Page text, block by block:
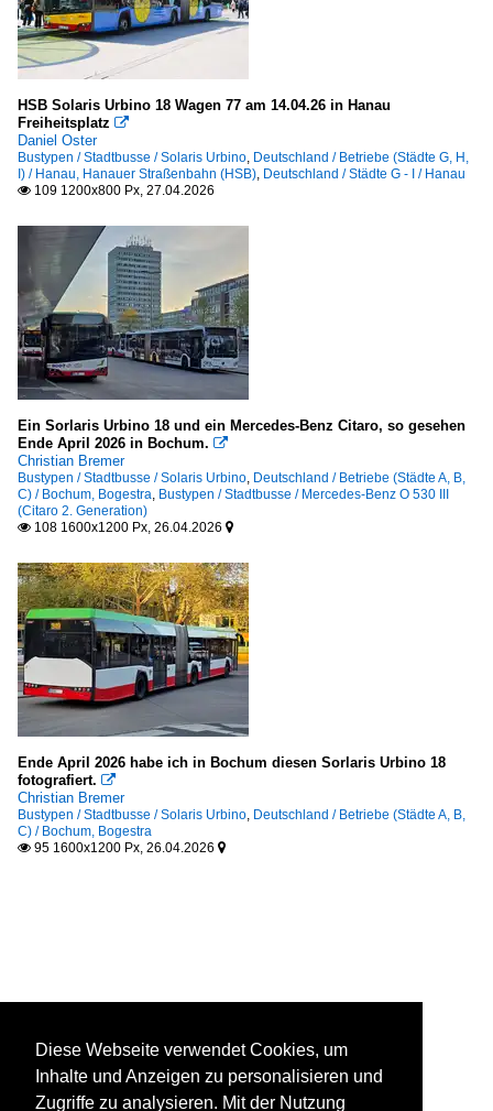
HSB Solaris Urbino 18 Wagen 77 am 14.04.26 in Hanau
Freiheitsplatz 
Daniel Oster
Bustypen / Stadtbusse / Solaris Urbino, Deutschland / Betriebe (Städte G, H,
I) / Hanau, Hanauer Straßenbahn (HSB), Deutschland / Städte G - I / Hanau
 109 1200x800 Px, 27.04.2026
Ein Sorlaris Urbino 18 und ein Mercedes-Benz Citaro, so gesehen
Ende April 2026 in Bochum. 
Christian Bremer
Bustypen / Stadtbusse / Solaris Urbino, Deutschland / Betriebe (Städte A, B,
C) / Bochum, Bogestra, Bustypen / Stadtbusse / Mercedes-Benz O 530 III
(Citaro 2. Generation)
 108 1600x1200 Px, 26.04.2026 
Ende April 2026 habe ich in Bochum diesen Sorlaris Urbino 18
fotografiert. 
Christian Bremer
Bustypen / Stadtbusse / Solaris Urbino, Deutschland / Betriebe (Städte A, B,
C) / Bochum, Bogestra
 95 1600x1200 Px, 26.04.2026 
Diese Webseite verwendet Cookies, um
Inhalte und Anzeigen zu personalisieren und
Zugriffe zu analysieren. Mit der Nutzung